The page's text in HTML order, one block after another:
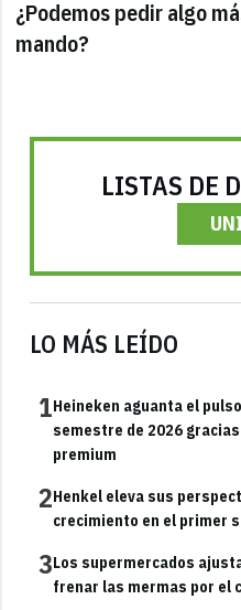
¿Podemos pedir algo
mando?
LISTAS DE
LO MÁS LEÍDO
1Heineken aguanta el
semestre de 2026
premium
2Henkel eleva sus
crecimiento en el primer
3Los supermercados
frenar las mermas por el